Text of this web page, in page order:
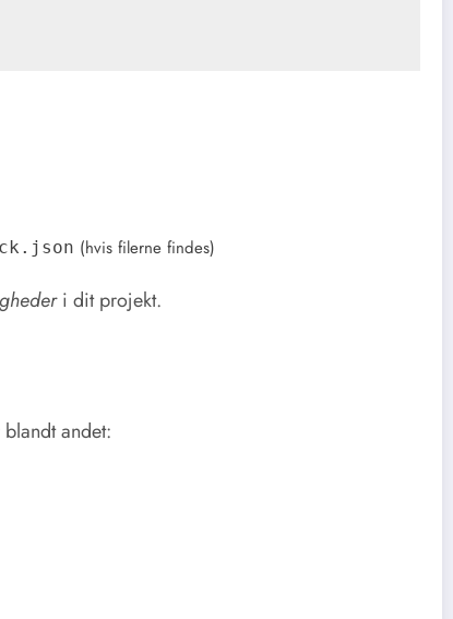
(hvis filerne findes)
i dit projekt.
andet: